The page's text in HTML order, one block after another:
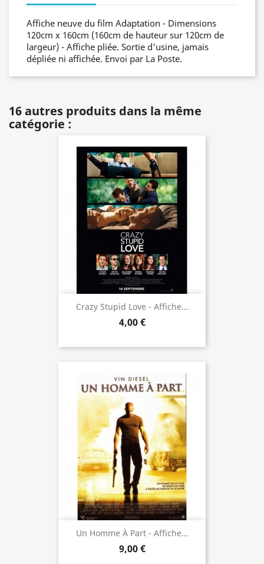
Affiche neuve du film Adaptation - Dimensions
120cm x 160cm (160cm de hauteur sur 120cm de
largeur) - Affiche pliée. Sortie d'usine, jamais
dépliée ni affichée. Envoi par La Poste.
16 autres produits dans la même
catégorie :
Crazy Stupid Love - Affiche...
4,00 €
Un Homme À Part - Affiche...
9,00 €